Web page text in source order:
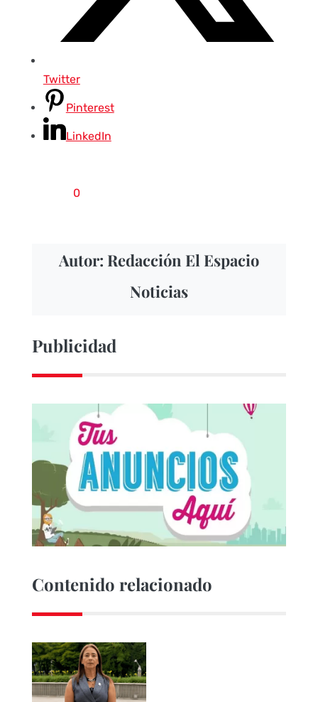
Twitter
Pinterest
LinkedIn
0
Autor: Redacción El Espacio
Noticias
Publicidad
Contenido relacionado